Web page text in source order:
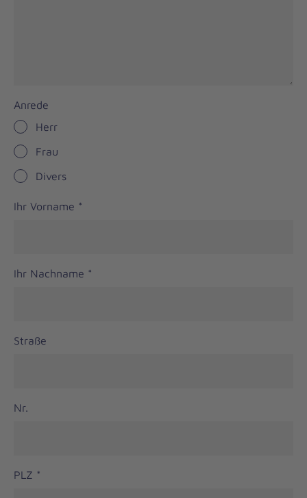
Anrede
Herr
Frau
Divers
Ihr Vorname *
Ihr Nachname *
Straße
Nr.
PLZ *